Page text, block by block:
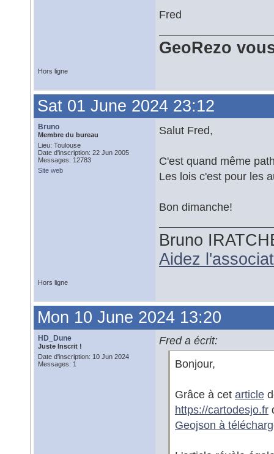
Fred
GeoRezo
Hors ligne
Sat 01 June 2024 23:12
Bruno
Membre du bureau
Lieu: Toulouse
Date d'inscription: 22 Jun 2005
Messages: 12783
Site web
Salut Fred,
C'est quand même
Les lois c'est pour les
Bon dimanche!
Bruno
Aidez
Hors ligne
Mon 10 June 2024 13:20
HD_Dune
Juste Inscrit !
Date d'inscription: 10 Jun 2024
Messages: 1
Fred a écrit:
Bonjour,
Grâce à cet article
https://cartodesjo.fr
Geojson à